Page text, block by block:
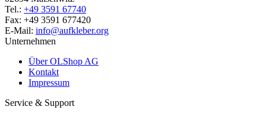
Tel.: +49 3591 67740
Fax: +49 3591 677420
E-Mail: info@aufkleber.org
Unternehmen
Über OLShop AG
Kontakt
Impressum
Service & Support